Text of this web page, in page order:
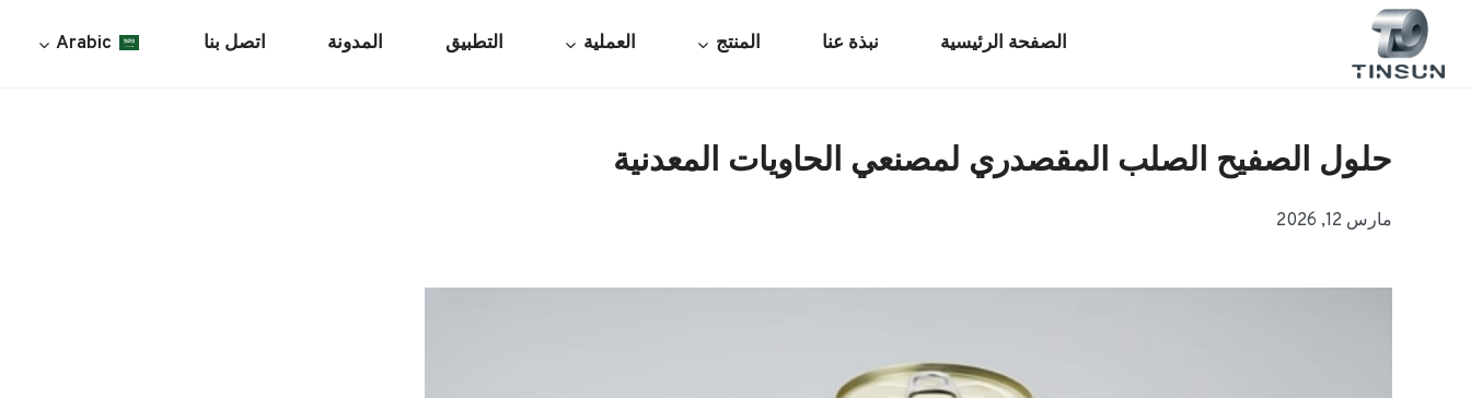
المحتوى
الصفحة الرئيسية نبذة عنا المنتج العملية التطبيق المدونة اتصل بنا Arabic
حلول الصفيح الصلب المقصدري لمصنعي الحاويات المعدنية
مارس 12, 2026